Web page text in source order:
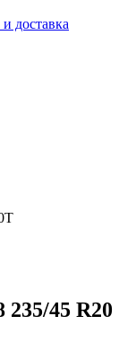
доставка
45 R20